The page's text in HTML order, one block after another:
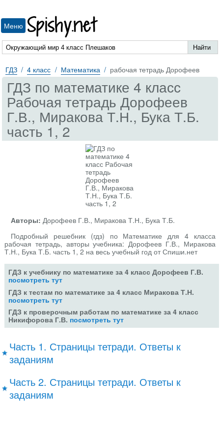
Меню Spishy.net
ГДЗ 4 класс Математика рабочая тетрадь Дорофеев
ГДЗ по математике 4 класс
Рабочая тетрадь Дорофеев
Г.В., Миракова Т.Н., Бука Т.Б.
часть 1, 2
Авторы: Дорофеев Г.В., Миракова Т.Н., Бука Т.Б.
Подробный решебник (гдз) по Математике для 4 класса
рабочая тетрадь, авторы учебника: Дорофеев Г.В., Миракова
Т.Н., Бука Т.Б. часть 1, 2 на весь учебный год от Спиши.нет
ГДЗ к учебнику по математике за 4 класс Дорофеев Г.В.
посмотреть тут
ГДЗ к тестам по математике за 4 класс Миракова Т.Н.
посмотреть тут
ГДЗ к проверочным работам по математике за 4 класс
Никифорова Г.В. посмотреть тут
Часть 1. Страницы тетради. Ответы к
заданиям
Часть 2. Страницы тетради. Ответы к
заданиям